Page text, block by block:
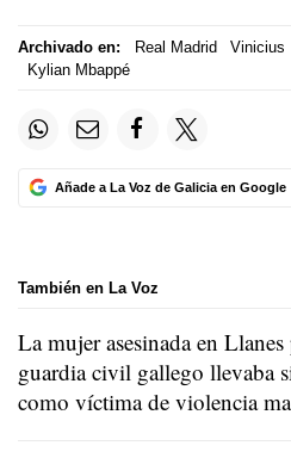
Archivado en: Real Madrid Vinicius
Kylian Mbappé
Añade a La Voz de Galicia en Google
También en La Voz
La mujer asesinada en
guardia civil gallego llevaba
como víctima de violencia